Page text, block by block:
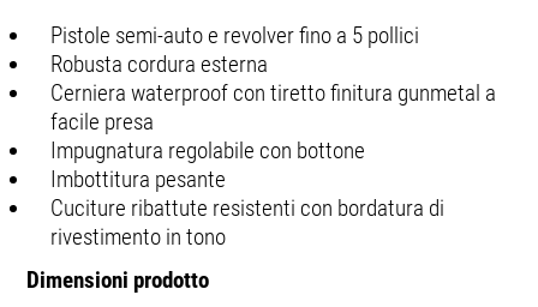
Pistole semi-auto e revolver fino a 5 pollici
Robusta cordura esterna
Cerniera waterproof con tiretto finitura gunmetal a
facile presa
Impugnatura regolabile con bottone
Imbottitura pesante
Cuciture ribattute resistenti con bordatura di
rivestimento in tono
Dimensioni prodotto